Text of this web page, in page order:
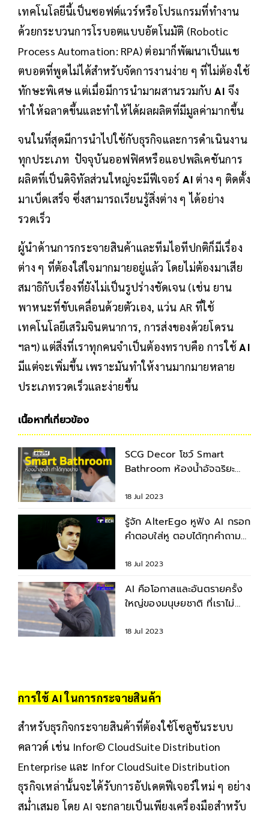
เทคโนโลยีนี้เป็นซอฟต์แวร์หรือโปรแกรมที่ทำงาน
ด้วยกระบวนการโรบอตแบบอัตโนมัติ (Robotic
Process Automation: RPA) ต่อมาก็พัฒนาเป็นแช
ตบอตที่พูดไม่ได้สำหรับจัดการงานง่าย ๆ ที่ไม่ต้องใช้
ทักษะพิเศษ แต่เมื่อมีการนำมาผสานรวมกับ AI จึง
ทำให้ฉลาดขึ้นและทำให้ได้ผลผลิตที่มีมูลค่ามากขึ้น
จนในที่สุดมีการนำไปใช้กับธุรกิจและการดำเนินงาน
ทุกประเภท ปัจจุบันออฟฟิศหรือแอปพลิเคชันการ
ผลิตที่เป็นดิจิทัลส่วนใหญ่จะมีฟีเจอร์ AI ต่าง ๆ ติดตั้ง
มาเบ็ดเสร็จ ซึ่งสามารถเรียนรู้สิ่งต่าง ๆ ได้อย่าง
รวดเร็ว
ผู้นำด้านการกระจายสินค้าและทีมไอทีปกติก็มีเรื่อง
ต่าง ๆ ที่ต้องใส่ใจมากมายอยู่แล้ว โดยไม่ต้องมาเสีย
สมาธิกับเรื่องที่ยังไม่เป็นรูปร่างชัดเจน (เช่น ยาน
พาหนะที่ขับเคลื่อนด้วยตัวเอง, แว่น AR ที่ใช้
เทคโนโลยีเสริมจินตนาการ, การส่งของด้วยโดรน
ฯลฯ) แต่สิ่งที่เราทุกคนจำเป็นต้องทราบคือ การใช้AI
มีแต่จะเพิ่มขึ้น เพราะมันทำให้งานมากมายหลาย
ประเภทรวดเร็วและง่ายขึ้น
เนื้อหาที่เกี่ยวข้อง
SCG Decor โชว์ Smart
Bathroom ห้องน้ำอัจฉริยะ
18 Jul 2023
รู้จัก AlterEgo หูฟัง AI กรอก
คำตอบใส่หู ตอบได้ทุกคำถาม
18 Jul 2023
AI คือโอกาสและอันตรายครั้ง
ใหญ่ของมนุษยชาติ ที่เราไม่
18 Jul 2023
การใช้ AI ในการกระจายสินค้า
สำหรับธุรกิจกระจายสินค้าที่ต้องใช้โซลูชันระบบ
คลาวด์ เช่น Infor© CloudSuite Distribution
Enterprise และ Infor CloudSuite Distribution
ธุรกิจเหล่านั้นจะได้รับการอัปเดตฟีเจอร์ใหม่ ๆ อย่าง
สม่ำเสมอ โดย AI จะกลายเป็นเพียงเครื่องมือสำหรับ